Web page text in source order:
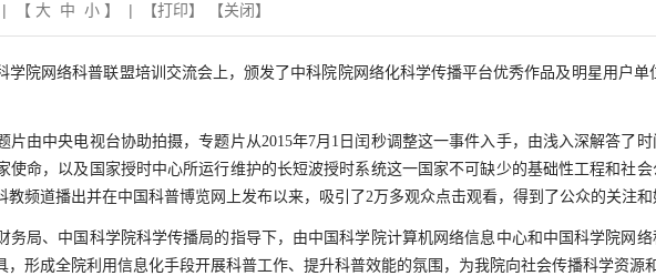
| 【 大 中 小 】 | 【打印】 【关闭】
院网络科普联盟培训交流会上，颁发了中科院院网络化科学传播平台优秀作品及明星用户单
中央电视台协助拍摄，专题片从2015年7月1日闰秒调整这一事件入手，由浅入深解答了
使命，以及国家授时中心所运行维护的长短波授时系统这一国家不可缺少的基础性工程和社
教频道播出并在中国科普博览网上发布以来，吸引了2万多观众点击观看，得到了公众的关注和
、中国科学院科学传播局的指导下，由中国科学院计算机网络信息中心和中国科学院网
形成全院利用信息化手段开展科普工作、提升科普效能的氛围，为我院向社会传播科学资源